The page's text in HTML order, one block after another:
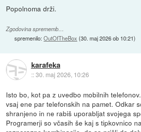
Popolnoma drži.
Zgodovina sprememb…
spremenilo:OutOfTheBox (30. maj 2026 ob 10:21)
karafeka
::30. maj 2026, 10:26
Isto bo, kot pa z uvedbo mobilnih
vsaj ene par telefonskih na pamet. Odkar
shranjeno in ne rabiš uporabljat svojega
Programerji so včasih še kaj s tipkovnico